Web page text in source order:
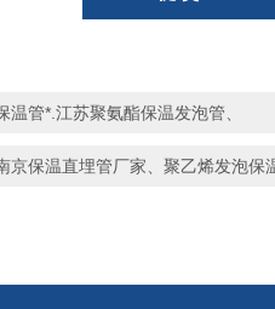
温管*.江苏聚氨酯保温发泡管、
京保温直埋管厂家、聚乙烯发泡保